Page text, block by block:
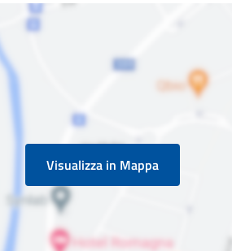
Visualizza in Mappa